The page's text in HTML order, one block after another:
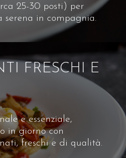
25-30 posti) per
serena in compagnia.
FRESCHI E
e essenziale,
in giorno con
freschi e di qualità.